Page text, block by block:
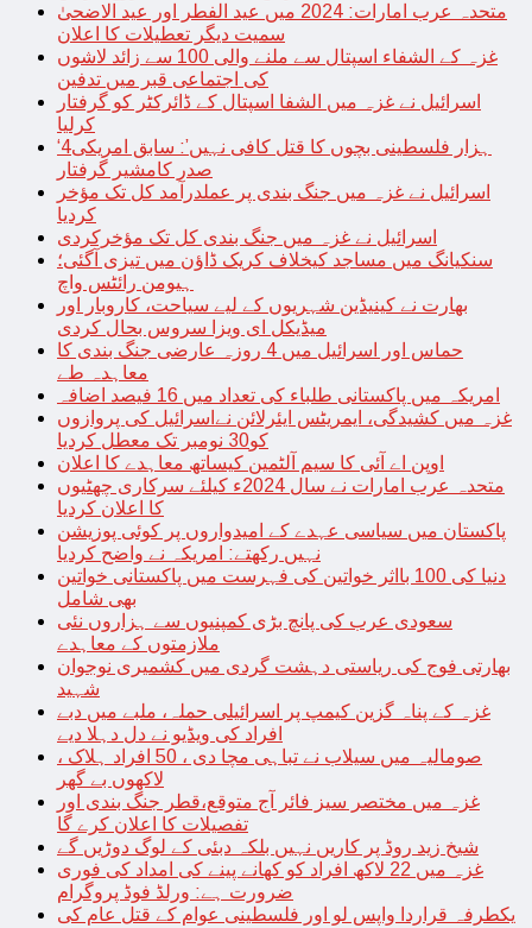
متحدہ عرب امارات: 2024 میں عید الفطر اور عید الاضحیٰ
سمیت دیگر تعطیلات کا اعلان
غزہ کے الشفاء اسپتال سے ملنے والی 100 سے زائد لاشوں
کی اجتماعی قبر میں تدفین
اسرائیل نے غزہ میں الشفا اسپتال کے ڈائرکٹر کو گرفتار
کرلیا
‘4ہزار فلسطینی بچوں کا قتل کافی نہیں’: سابق امریکی
صدر کامشیر گرفتار
اسرائیل نے غزہ میں جنگ بندی پر عملدرآمد کل تک مؤخر
کردیا
اسرائیل نے غزہ میں جنگ بندی کل تک مؤخرکردی
سنکیانگ میں مساجد کیخلاف کریک ڈاؤن میں تیزی آگئی؛
ہیومن رائٹس واچ
بھارت نے کینیڈین شہریوں کے لیے سیاحت، کاروبار اور
میڈیکل ای ویزا سروس بحال کردی
حماس اور اسرائیل میں 4 روزہ عارضی جنگ بندی کا
معاہدہ طے
امریکہ میں پاکستانی طلباء کی تعداد میں 16 فیصد اضافہ
غزہ میں کشیدگی، ایمریٹس ایئرلائن نےاسرائیل کی پروازوں
کو30 نومبر تک معطل کردیا
اوپن اے آئی کا سیم آلٹمین کیساتھ معاہدے کا اعلان
متحدہ عرب امارات نے سال 2024ء کیلئے سرکاری چھٹیوں
کا اعلان کردیا
پاکستان میں سیاسی عہدے کے امیدواروں پر کوئی پوزیشن
نہیں رکھتے: امریکہ نے واضح کردیا
دنیا کی 100 بااثر خواتین کی فہرست میں پاکستانی خواتین
بھی شامل
سعودی عرب کی پانچ بڑی کمپنیوں سے ہزاروں نئی
ملازمتوں کے معاہدے
بھارتی فوج کی ریاستی دہشت گردی میں کشمیری نوجوان
شہید
غزہ کے پناہ گزین کیمپ پر اسرائیلی حملہ، ملبے میں دبے
افراد کی ویڈیو نے دل دہلا دیے
صومالیہ میں سیلاب نے تباہی مچا دی ، 50 افراد ہلاک ،
لاکھوں بے گھر
غزہ میں مختصر سیز فائر آج متوقع،قطر جنگ بندی اور
تفصیلات کا اعلان کرے گا
شیخ زید روڈ پر کاریں نہیں بلکہ دبئی کے لوگ دوڑیں گے
غزہ میں 22 لاکھ افراد کو کھانے پینے کی امداد کی فوری
ضرورت ہے: ورلڈ فوڈ پروگرام
یکطرفہ قراردا واپس لو اور فلسطینی عوام کے قتل عام کی